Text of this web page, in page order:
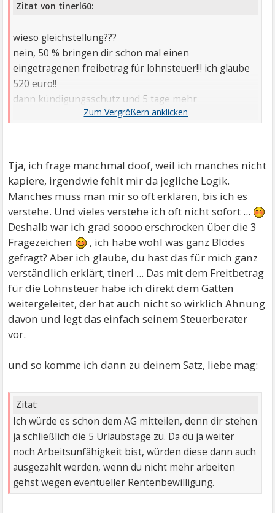
Zitat von tinerl60:
wieso gleichstellung???
nein, 50 % bringen dir schon mal einen
eingetragenen freibetrag für lohnsteuer!!! ich glaube
520 euro!!
dann kündigungsschutz und 5 tage mehr
urlaubsanspruch!!
Tja, ich frage manchmal doof, weil ich manches nicht
kapiere, irgendwie fehlt mir da jegliche Logik.
Manches muss man mir so oft erklären, bis ich es
verstehe. Und vieles verstehe ich oft nicht sofort ...
Deshalb war ich grad soooo erschrocken über die 3
Fragezeichen
, ich habe wohl was ganz Blödes
gefragt? Aber ich glaube, du hast das für mich ganz
verständlich erklärt, tinerl ... Das mit dem Freitbetrag
für die Lohnsteuer habe ich direkt dem Gatten
weitergeleitet, der hat auch nicht so wirklich Ahnung
davon und legt das einfach seinem Steuerberater
vor.
und so komme ich dann zu deinem Satz, liebe mag:
Zitat:
Ich würde es schon dem AG mitteilen, denn dir stehen
ja schließlich die 5 Urlaubstage zu. Da du ja weiter
noch Arbeitsunfähigkeit bist, würden diese dann auch
ausgezahlt werden, wenn du nicht mehr arbeiten
gehst wegen eventueller Rentenbewilligung.